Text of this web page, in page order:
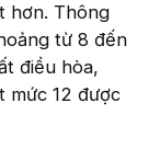
hơn. Thông
từ 8 đến
điều hòa,
mức 12 được